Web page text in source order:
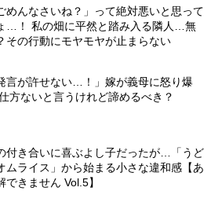
めんなさいね？」って絶対悪いと思って
…！ 私の畑に平然と踏み入る隣人…無
その行動にモヤモヤが止まらない
言が許せない…！」嫁が義母に怒り爆
方ないと言うけれど諦めるべき？
付き合いに喜ぶよし子だったが…「うど
ムライス」から始まる小さな違和感【あ
できません Vol.5】